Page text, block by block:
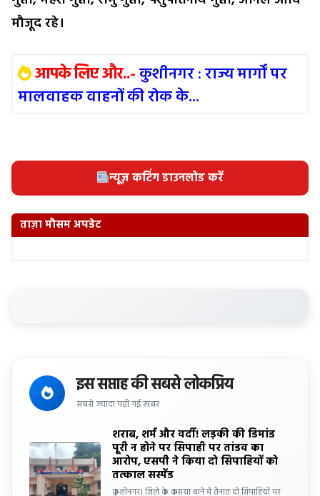
मौजूद रहे।
आपके लिए और..-कुशीनगर : राज्य मार्गों पर
मालवाहक वाहनों की रोक के...
न्यूज़ कटिंग डाउनलोड करें
ताज़ा मौसम अपडेट
इस सप्ताह की सबसे लोकप्रिय
सबसे ज्यादा पढ़ी गई खबर
शराब, शर्म और वर्दी! लड़की की डिमांड
पूरी न होने पर सिपाही पर तांडव का
आरोप, एसपी ने किया दो सिपाहियों को
तत्काल सस्पेंड
कुशीनगर। जिले के कसया थाने में तैनात दो सिपाहियों पर